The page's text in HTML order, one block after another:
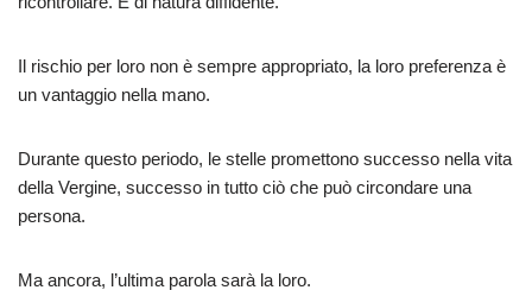
Il rischio per loro non è sempre appropriato, la loro preferenza è
un vantaggio nella mano.
Durante questo periodo, le stelle promettono successo nella vita
della Vergine, successo in tutto ciò che può circondare una
persona.
Ma ancora, l’ultima parola sarà la loro.